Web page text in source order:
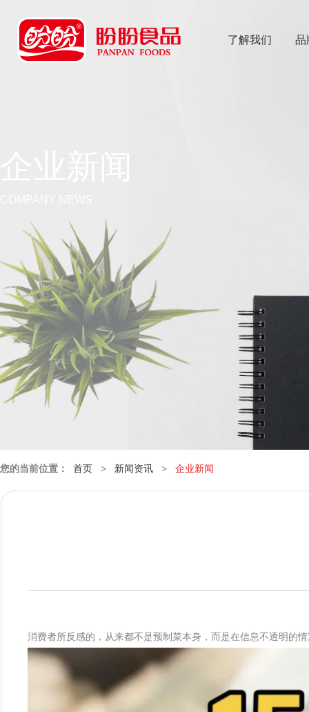
了解我们 品
您的当前位置： 首页 > 新闻资讯 > 企业新闻
消费者所反感的，从来都不是预制菜本身，而是在信息不透明的